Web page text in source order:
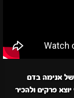
של אנימה בדם
פרקים ולהכיר